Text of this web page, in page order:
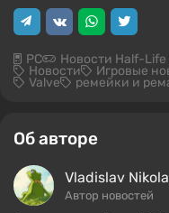
PC Новости Half-Life
Новости Игровые
Valve ремейки и
Об авторе
Vladislav
Автор новостей